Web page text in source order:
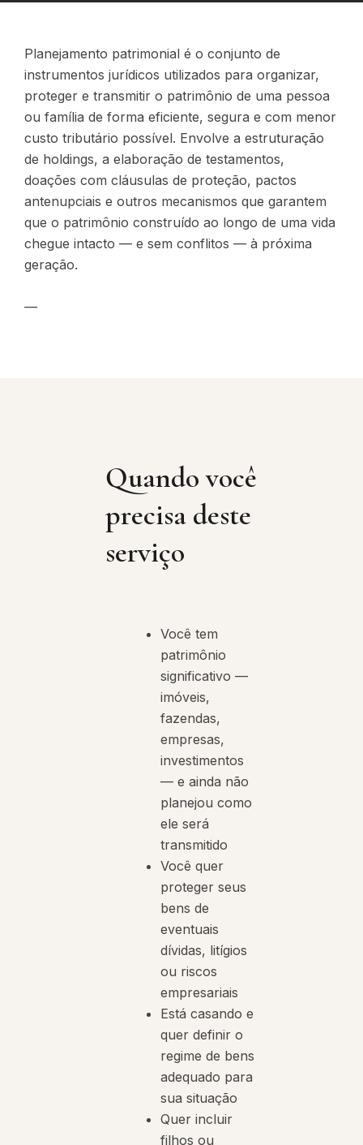
Planejamento patrimonial é o conjunto de
instrumentos jurídicos utilizados para organizar,
proteger e transmitir o patrimônio de uma pessoa
ou família de forma eficiente, segura e com menor
custo tributário possível. Envolve a estruturação
de holdings, a elaboração de testamentos,
doações com cláusulas de proteção, pactos
antenupciais e outros mecanismos que garantem
que o patrimônio construído ao longo de uma vida
chegue intacto — e sem conflitos — à próxima
geração.
—
Quando você
precisa deste
serviço
Você tem
patrimônio
significativo —
imóveis,
fazendas,
empresas,
investimentos
— e ainda não
planejou como
ele será
transmitido
Você quer
proteger seus
bens de
eventuais
dívidas, litígios
ou riscos
empresariais
Está casando e
quer definir o
regime de bens
adequado para
sua situação
Quer incluir
filhos ou